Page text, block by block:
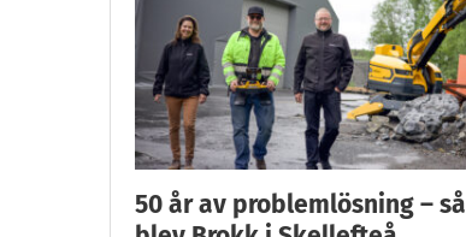
50 år av problemlösning – så